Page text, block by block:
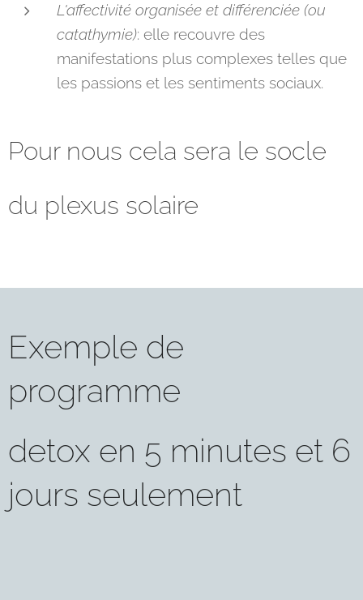
L'affectivité organisée et différenciée (ou
catathymie): elle recouvre des
manifestations plus complexes telles que
les passions et les sentiments sociaux.
Pour nous cela sera le socle
du plexus solaire
Exemple de
programme
detox en 5 minutes et 6
jours seulement